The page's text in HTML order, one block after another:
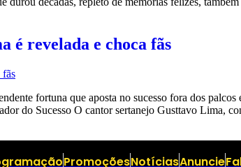
é revelada e choca fãs
fortuna que aposta no sucesso fora dos
do Sucesso O cantor sertanejo Gusttavo Lima,
PromoçõesNotíciasAnuncie